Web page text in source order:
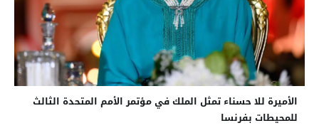
الأميرة للا حسناء تمثل الملك في مؤتمر الأمم المتحدة الثالث
للمحيطات بفرنسا